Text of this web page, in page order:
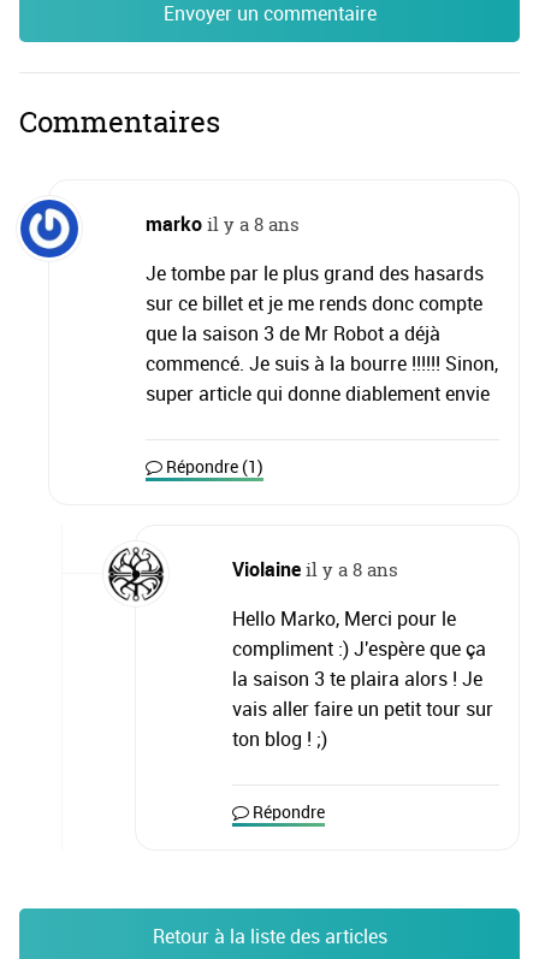
Envoyer un commentaire
Commentaires
markoil y a 8 ans
Je tombe par le plus grand des hasards
sur ce billet et je me rends donc compte
que la saison 3 de Mr Robot a déjà
commencé. Je suis à la bourre !!!!!! Sinon,
super article qui donne diablement envie
Répondre (1)
Violaineil y a 8 ans
Hello Marko, Merci pour le
compliment :) J'espère que ça
la saison 3 te plaira alors ! Je
vais aller faire un petit tour sur
ton blog ! ;)
Répondre
Retour à la liste des articles